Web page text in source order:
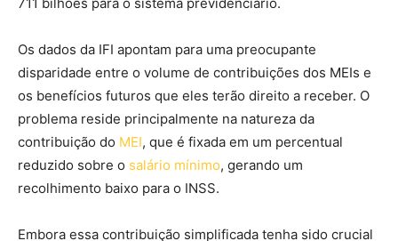
Os dados da IFI apontam para uma preocupante
disparidade entre o volume de contribuições dos MEIs e
os benefícios futuros que eles terão direito a receber. O
problema reside principalmente na natureza da
contribuição do MEI, que é fixada em um percentual
reduzido sobre o salário mínimo, gerando um
recolhimento baixo para o INSS.
Embora essa contribuição simplificada tenha sido crucial